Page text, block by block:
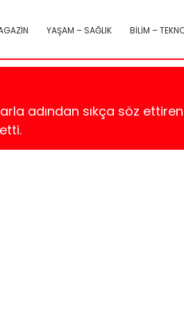
YAŞAM – SAĞLIK BİLİM –
adından sıkça söz ettiren